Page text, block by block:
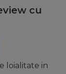
cu
loialitate in